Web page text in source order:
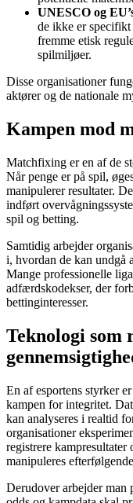
UNESCO og
de ikke er specifikt
fremme etisk
spilmiljøer.
Disse organisationer
aktører og de nationale
Kampen mod
Matchfixing er en af de
Når penge er på spil,
manipulerer resultater.
indført
spil og betting.
Samtidig arbejder
i, hvordan de kan undgå
Mange professionelle
adfærdskodekser, der
bettinginteresser.
Teknologi som
En af esportens styrker
kampen for integritet.
kan analyseres i realtid
organisationer
registrere kampresultater
manipuleres
Derudover arbejder man